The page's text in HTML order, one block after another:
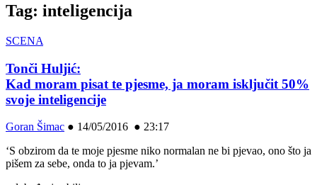
Tag: inteligencija
SCENA
Tonči Huljić:
Kad moram pisat te pjesme, ja moram isključit 50%
svoje inteligencije
Goran Šimac ● 14/05/2016 ● 23:17
‘S obzirom da te moje pjesme niko normalan ne bi pjevao, ono što ja
pišem za sebe, onda to ja pjevam.’